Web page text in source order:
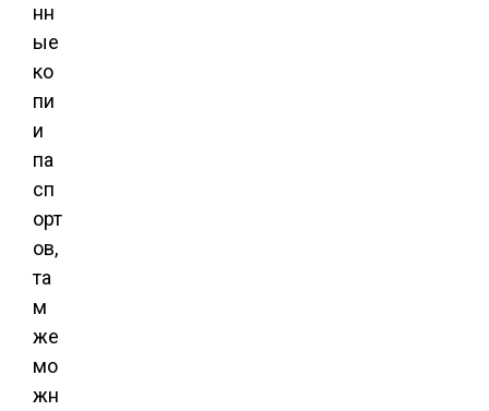
нн
ые
ко
пи
и
па
сп
орт
ов,
та
м
же
мо
жн